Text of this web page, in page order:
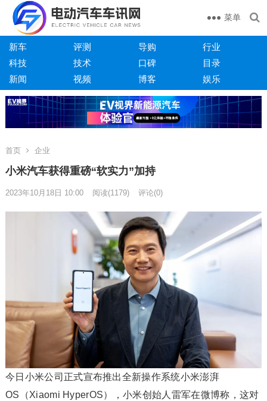
菜单
新车 评测 导购
行业
科技
技术 口碑
目录
新闻
视频 博客 娱乐
首页 企业
小米汽车获得重磅“软实力”加持
2023年10月18日 10:00 阅读(1179) 评论(0)
今日小米公司正式宣布推出全新操作系统小米澎湃
OS（Xiaomi HyperOS），小米创始人雷军在微博称，这对